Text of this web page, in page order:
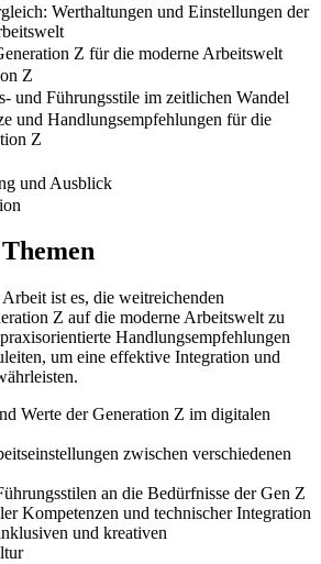
Werthaltungen und Einstellungen der
Z für die moderne Arbeitswelt
Z
und Führungsstile im zeitlichen Wandel
und Handlungsempfehlungen für die
Z
und Ausblick
ist es, die weitreichenden
Z auf die moderne Arbeitswelt zu
Handlungsempfehlungen
um eine effektive Integration und
Werte der Generation Z im digitalen
zwischen verschiedenen
an die Bedürfnisse der Gen Z
Kompetenzen und technischer Integration
und kreativen